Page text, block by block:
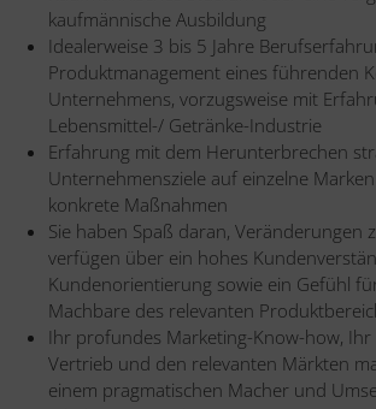
kaufmännische Ausbildung
Idealerweise 3 bis 5 Jahre
Produktmanagement eines führenden
Unternehmens, vorzugsweise mit
Lebensmittel-/ Getränke-Industrie
Erfahrung mit dem Herunterbrechen
Unternehmensziele auf einzelne
konkrete Maßnahmen
Sie haben Spaß daran, Veränderungen
verfügen über ein hohes
Kundenorientierung sowie ein Gefühl
Machbare des relevanten
Ihr profundes Marketing-Know-how, Ihr
Vertrieb und den relevanten Märkten
einem pragmatischen Macher und